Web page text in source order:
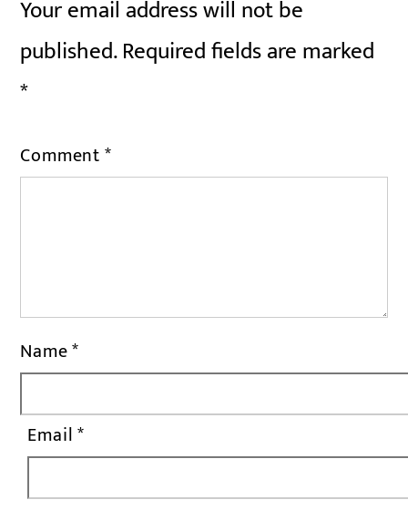
Your email address will not be
published.Required fields are marked
*
Comment*
Name*
Email*